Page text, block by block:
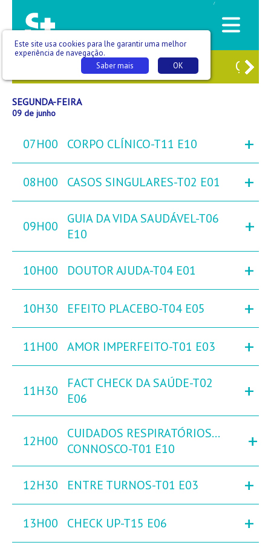
/
SEG09 TER 10 QUA
SEGUNDA-FEIRA
09 de junho
07H00 CORPO CLÍNICO-T11 E10 +
08H00 CASOS SINGULARES-T02 E01 +
09H00
GUIA DA VIDA SAUDÁVEL-T06
E10
+
10H00 DOUTOR AJUDA-T04 E01 +
10H30 EFEITO PLACEBO-T04 E05 +
11H00 AMOR IMPERFEITO-T01 E03 +
11H30
FACT CHECK DA SAÚDE-T02
E06
+
12H00
CUIDADOS RESPIRATÓRIOS…
CONNOSCO-T01 E10
+
12H30 ENTRE TURNOS-T01 E03 +
13H00 CHECK UP-T15 E06 +
Este site usa cookies para lhe garantir uma melhor
experiência de navegação.
OK
Saber mais